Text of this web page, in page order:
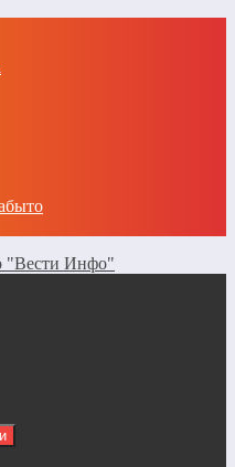
"Вести Инфо"